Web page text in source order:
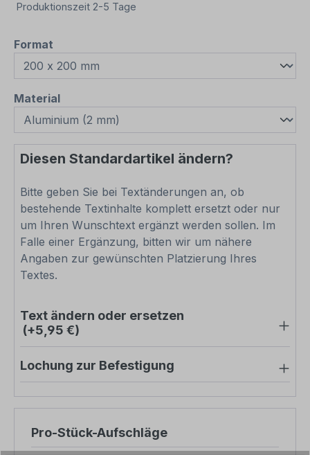
Produktionszeit 2-5 Tage
Format
Materialauswählen
Diesen Standardartikel ändern?
Bitte geben Sie bei Textänderungen an, ob
bestehende Textinhalte komplett ersetzt oder nur
um Ihren Wunschtext ergänzt werden sollen. Im
Falle einer Ergänzung, bitten wir um nähere
Angaben zur gewünschten Platzierung Ihres
Textes.
Text ändern oder ersetzen
(+5,95 €)
Lochung zur Befestigung
Pro-Stück-Aufschläge